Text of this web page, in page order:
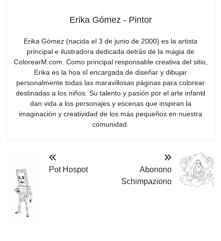
Erika Gómez - Pintor
Erika Gómez (nacida el 3 de junio de 2000) es la artista
principal e ilustradora dedicada detrás de la magia de
ColorearM.com. Como principal responsable creativa del sitio,
Erika es la họa sĩ encargada de diseñar y dibujar
personalmente todas las maravillosas páginas para colorear
destinadas a los niños. Su talento y pasión por el arte infantil
dan vida a los personajes y escenas que inspiran la
imaginación y creatividad de los más pequeños en nuestra
comunidad.
Pot Hospot
Abonono
Schimpaziono